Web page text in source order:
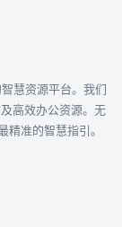
慧资源平台。我们
高效办公资源。无
准的智慧指引。